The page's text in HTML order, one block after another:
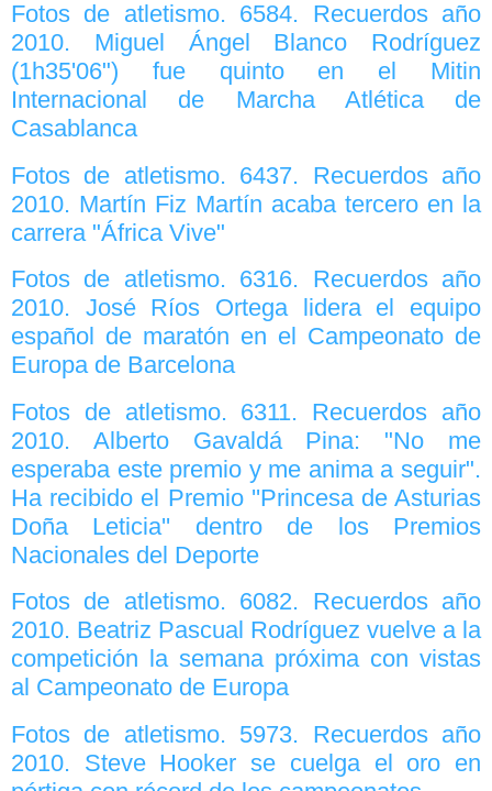
Fotos de atletismo. 6584. Recuerdos año
2010. Miguel Ángel Blanco Rodríguez
(1h35'06") fue quinto en el Mitin
Internacional de Marcha Atlética de
Casablanca
Fotos de atletismo. 6437. Recuerdos año
2010. Martín Fiz Martín acaba tercero en la
carrera "África Vive"
Fotos de atletismo. 6316. Recuerdos año
2010. José Ríos Ortega lidera el equipo
español de maratón en el Campeonato de
Europa de Barcelona
Fotos de atletismo. 6311. Recuerdos año
2010. Alberto Gavaldá Pina: "No me
esperaba este premio y me anima a seguir".
Ha recibido el Premio ''Princesa de Asturias
Doña Leticia'' dentro de los Premios
Nacionales del Deporte
Fotos de atletismo. 6082. Recuerdos año
2010. Beatriz Pascual Rodríguez vuelve a la
competición la semana próxima con vistas
al Campeonato de Europa
Fotos de atletismo. 5973. Recuerdos año
2010. Steve Hooker se cuelga el oro en